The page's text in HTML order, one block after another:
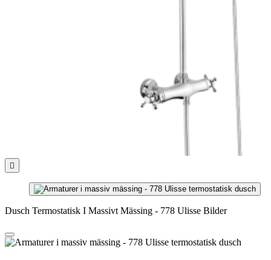

Dusch Termostatisk I Massivt Mässing - 778 Ulisse Bilder